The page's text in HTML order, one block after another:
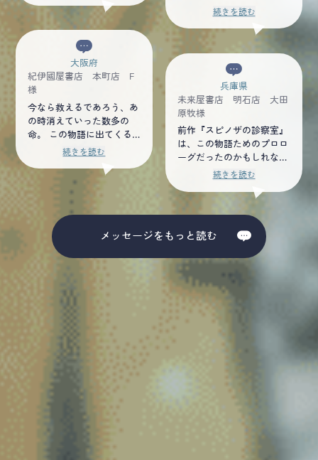
しました。
も幅が広がり、マチ先生の
い」と断言するに至るまで
に、マチ先生にはどれほど
の苦しみや悔しさがあった
のだろうか。 治らない病
気に対して医者は無力なの
か。 否、医者が人である
限り、マチ先生のような医
者がいてくれる限り、私た
ちは今を笑顔で生きれるの
かもしれない。
ザの診察室』が映画化する
ていない今だからこそ、夏
川先生の高瀬川に流れる緩
やかな水のような文章で味
わって欲しい。 このあた
たかさは文章でしか伝わら
ない。きっと映像化も素晴
らしい作品になることは間
違いないですが、やはり、
この物語は夏川先生の文章
あってこそだと思いまし
た。 幸福について考えた
りも先にこの本を開くと思
います。
続きを読む
大阪府
紀伊國屋書店 本町店 F
様
今なら救えるであろう、あ
の時消えていった数多の
命。 この物語に出てくる
先生達も人間なのだから、
た人生がある。 ただ、場
所や方向性は違えどもそれ
でも医療の路を歩む、と決
めた静かな凄みがそこにあ
る。 自分のこれからとい
つかの最期を、「君自身は
どう感じて考えているの」
と穏やかに問われているよ
うな、そんな物語だと感じ
続きを読む
兵庫県
未来屋書店 明石店 大田
原牧様
前作『スピノザの診察室』
は、この物語ためのプロロ
ーグだったのかもしれな
い。今作『エピクロスの処
白さだった。 読後、叫び
だしたい衝動に駆られる。
こんなにも！こんなにも！
心に光を灯し、救ってくれ
る物語があっただろうか。
読むたびに、心の奥を少し
ずつ解き明かし、ふっとほ
ぐしていくような読書体験
に、涙が止まらなかった。
この物語も、多くの人の心
を救うに違いないと、私は
確信している。
続きを読む
メッセージをもっと読む
11